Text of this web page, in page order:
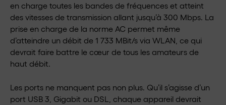
en charge toutes les bandes de fréquences et atteint
des vitesses de transmission allant jusqu’à 300 Mbps. La
prise en charge de la norme AC permet même
d’atteindre un débit de 1 733 MBit/s via WLAN, ce qui
devrait faire battre le cœur de tous les amateurs de
haut débit.
Les ports ne manquent pas non plus. Qu’il s’agisse d’un
port USB 3, Gigabit ou DSL, chaque appareil devrait